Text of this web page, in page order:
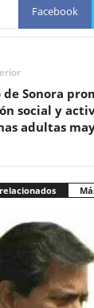
Facebook
Sonora
social y
adultas